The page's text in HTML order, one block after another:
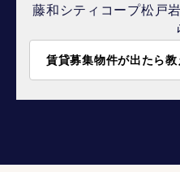
藤和シティコープ松戸
賃貸募集物件が出たら教